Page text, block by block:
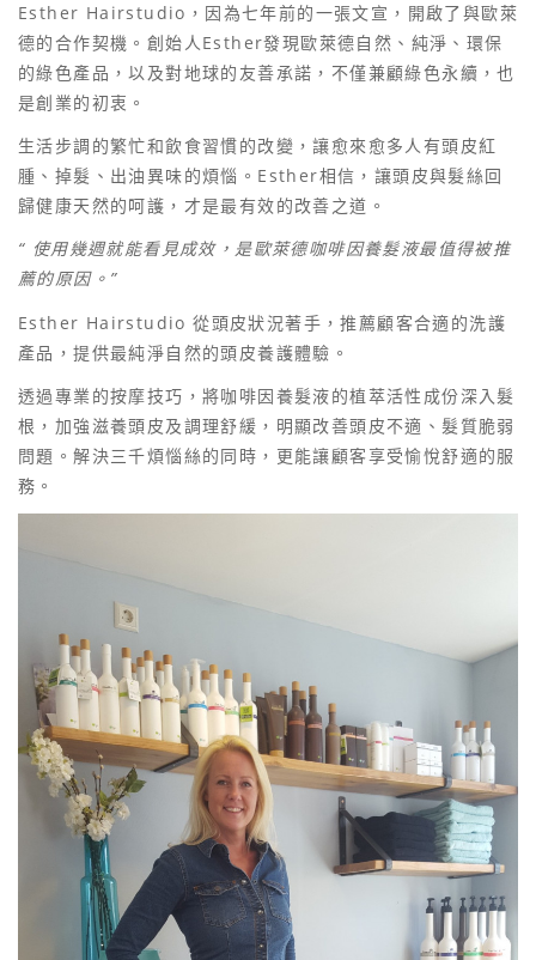
Esther Hairstudio，因為七年前的一張文宣，開啟了與歐萊
德的合作契機。創始人Esther發現歐萊德自然、純淨、環保
的綠色產品，以及對地球的友善承諾，不僅兼顧綠色永續，也
是創業的初衷。
生活步調的繁忙和飲食習慣的改變，讓愈來愈多人有頭皮紅
腫、掉髮、出油異味的煩惱。Esther相信，讓頭皮與髮絲回
歸健康天然的呵護，才是最有效的改善之道。
“ 使用幾週就能看見成效，是歐萊德咖啡因養髮液最值得被推
薦的原因。”
Esther Hairstudio 從頭皮狀況著手，推薦顧客合適的洗護
產品，提供最純淨自然的頭皮養護體驗。
透過專業的按摩技巧，將咖啡因養髮液的植萃活性成份深入髮
根，加強滋養頭皮及調理舒緩，明顯改善頭皮不適、髮質脆弱
問題。解決三千煩惱絲的同時，更能讓顧客享受愉悅舒適的服
務。